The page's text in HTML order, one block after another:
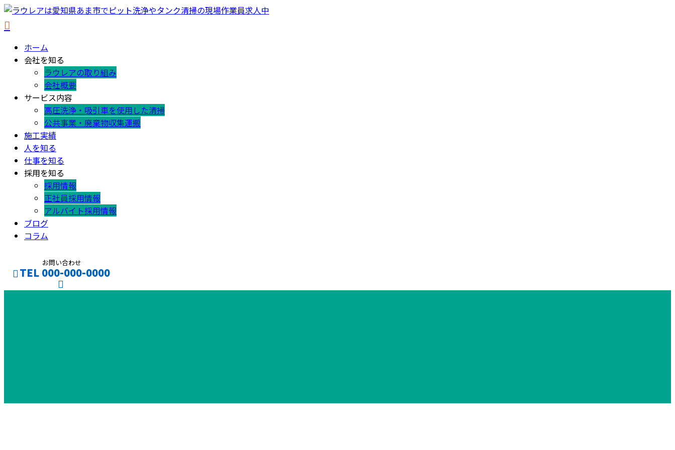
ホーム
会社を知る
ラウレアの取り組み
会社概要
サービス内容
高圧洗浄・吸引車を使用した清掃
公共事業・廃棄物収集運搬
施工実績
人を知る
仕事を知る
採用を知る
採用情報
正社員採用情報
アルバイト採用情報
ブログ
コラム
お問い合わせ
TEL 000-000-0000